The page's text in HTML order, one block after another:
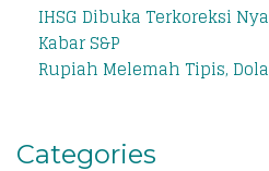
IHSG Dibuka Terkoreksi
Kabar S&P
Rupiah Melemah Tipis,
Categories